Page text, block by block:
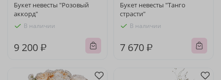
Букет невесты "Розовый
аккорд"
В наличии
9 200 ₽
Букет невесты "Танго
страсти"
В наличии
7 670 ₽